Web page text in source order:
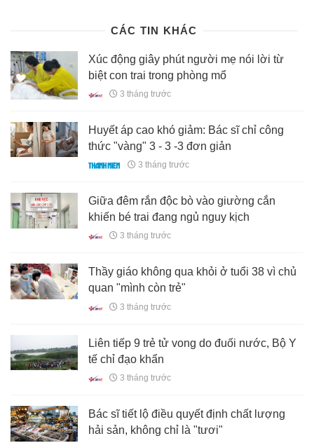
CÁC TIN KHÁC
Xúc động giây phút người mẹ nói lời từ
biệt con trai trong phòng mổ
3 tháng trước
Huyết áp cao khó giảm: Bác sĩ chỉ công
thức "vàng" 3 - 3 -3 đơn giản
3 tháng trước
Giữa đêm rắn độc bò vào giường cắn
khiến bé trai đang ngủ nguy kịch
3 tháng trước
Thầy giáo không qua khỏi ở tuổi 38 vì chủ
quan "mình còn trẻ"
3 tháng trước
Liên tiếp 9 trẻ tử vong do đuối nước, Bộ Y
tế chỉ đạo khẩn
3 tháng trước
Bác sĩ tiết lộ điều quyết định chất lượng
hải sản, không chỉ là "tươi"